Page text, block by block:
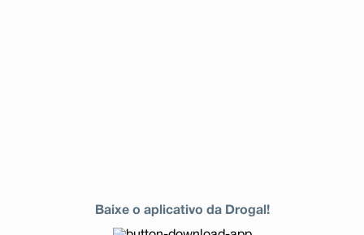
Baixe o aplicativo da Drogal!